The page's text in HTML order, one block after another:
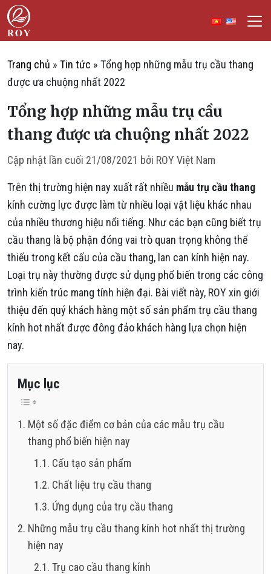
Chuyển đến nội dung
ROY Việt Nam
Trang chủ » Tin tức » Tổng hợp những mẫu trụ cầu thang
được ưa chuộng nhất 2022
Tổng hợp những mẫu trụ cầu
thang được ưa chuộng nhất 2022
Cập nhật lần cuối 21/08/2021 bởi ROY Việt Nam
Trên thị trường hiện nay xuất rất nhiều mẫu trụ cầu thang
kính cường lực được làm từ nhiều loại vật liệu khác nhau
của nhiều thương hiệu nổi tiếng. Như các bạn cũng biết trụ
cầu thang là bộ phận đóng vai trò quan trọng không thể
thiếu trong kết cấu của cầu thang, lan can kính hiện nay.
Loại trụ này thường được sử dụng phổ biến trong các công
trình kiến trúc mang tính hiện đại. Bài viết này, ROY xin giới
thiệu đến quý khách hàng một số sản phẩm trụ cầu thang
kính hot nhất được đông đảo khách hàng lựa chọn hiện
nay.
Mục lục
Một số đặc điểm cơ bản của các mẫu trụ cầu
thang phổ biến hiện nay
Cấu tạo sản phẩm
Chất liệu trụ cầu thang
Ứng dụng của trụ cầu thang
Những mẫu trụ cầu thang kính hot nhất thị trường
hiện nay
Trụ cao cầu thang kính